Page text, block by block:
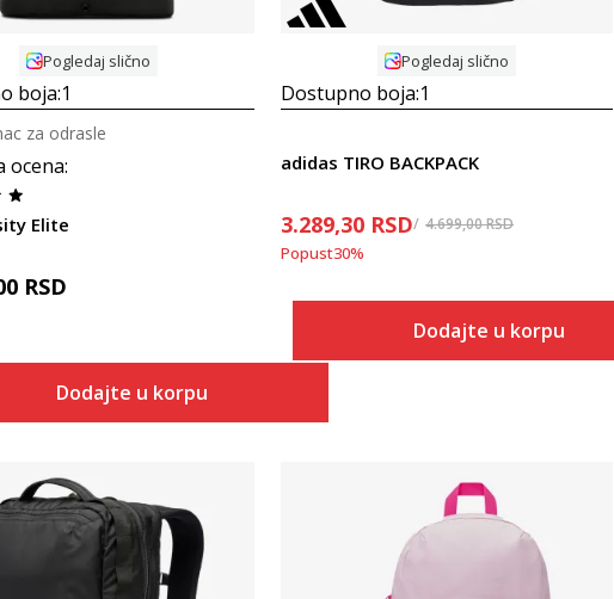
Pogledaj slično
boja:1
ocena:
Elite
za odrasle
RSD
Dodajte u korpu
Pogledaj slično
Dostupno boja:1
adidas TIRO BACKPACK
3.289,30 RSD 4.699,00RSD
Popust30%
Dodajte u korpu